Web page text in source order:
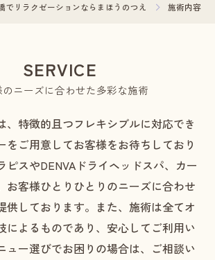
でリラクゼーションならまほうのつえ 施術内容
のニーズに合わせた多彩な施術
SERVICE
、特徴的且つフレキシブルに対応でき
をご用意してお客様をお待ちしており
ピスやDENVAドライヘッドスパ、カー
お客様ひとりひとりのニーズに合わせ
供しております。また、施術は全てオ
によるものであり、安心してご利用い
ュー選びでお困りの場合は、ご相談い